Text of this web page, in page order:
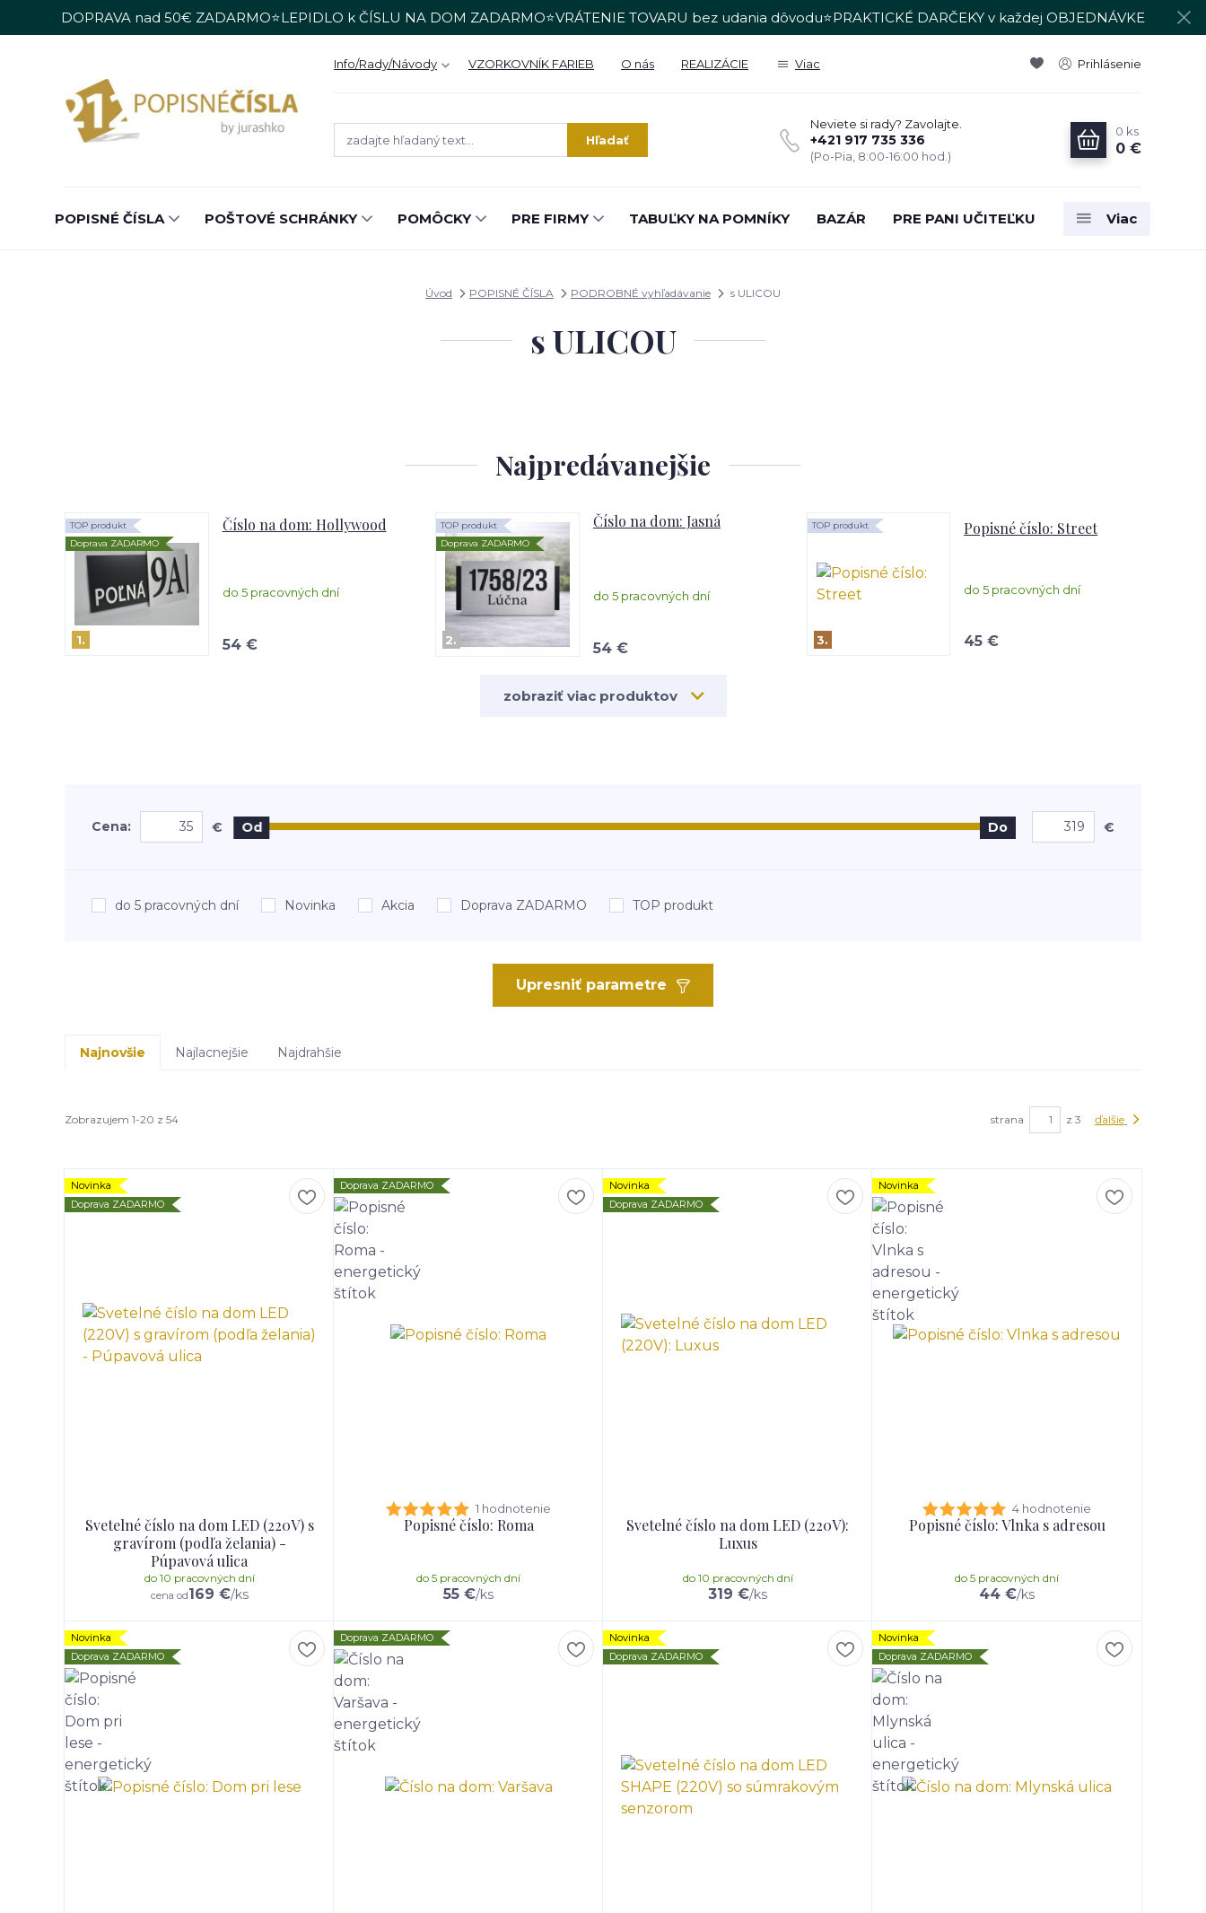
DOPRAVA nad 50€ ZADARMO⭐LEPIDLO k ČÍSLU NA DOM ZADARMO⭐VRÁTENIE TOVARU bez udania dôvodu⭐PRAKTICKÉ DARČEKY v každej OBJEDNÁVKE
Info/Rady/Návody VZORKOVNÍK FARIEB O nás REALIZÁCIE Viac Prihlásenie
Hľadať
Neviete si rady? Zavolajte.
+421 917 735 336
(Po-Pia, 8:00-16:00 hod.)
0 ks
0 €
POPISNÉ ČÍSLA POŠTOVÉ SCHRÁNKY POMÔCKY PRE FIRMY TABUĽKY NA POMNÍKY BAZÁR PRE PANI UČITEĽKU Viac
Úvod POPISNÉ ČÍSLA PODROBNÉ vyhľadávanie s ULICOU
s ULICOU
Najpredávanejšie
1.
Číslo na dom: Hollywood
do 5 pracovných dní
TOP produkt
Doprava ZADARMO
54 € 2.
Číslo na dom: Jasná
do 5 pracovných dní
TOP produkt
Doprava ZADARMO
54 €
3.
Popisné číslo: Street
do 5 pracovných dní
TOP produkt
45 €
zobraziť viac produktov
Upresniť parametre
Cena: € Od Do €
do 5 pracovných dní Novinka Akcia Doprava ZADARMO TOP produkt
Najnovšie Najlacnejšie Najdrahšie
Zobrazujem 1-20 z 54 strana z 3 ďalšie
Novinka
Doprava ZADARMO
Svetelné číslo na dom LED (220V) s
gravírom (podľa želania) -
Púpavová ulica
cena od169 €/ks
do 10 pracovných dní
Doprava ZADARMO
1 hodnotenie
Popisné číslo: Roma
55 €/ks
do 5 pracovných dní
Novinka
Doprava ZADARMO
Svetelné číslo na dom LED (220V):
Luxus
319 €/ks
do 10 pracovných dní
Novinka
4 hodnotenie
Popisné číslo: Vlnka s adresou
44 €/ks
do 5 pracovných dní
Novinka
Doprava ZADARMO
Doprava ZADARMO
Novinka
Doprava ZADARMO
Novinka
Doprava ZADARMO